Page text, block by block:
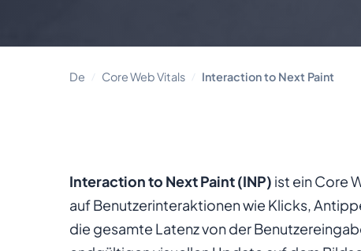
De Core Web Vitals Interaction to Next Paint
Interaction to Next Paint (INP) ist ein Core
auf Benutzerinteraktionen wie Klicks,
die gesamte Latenz von der